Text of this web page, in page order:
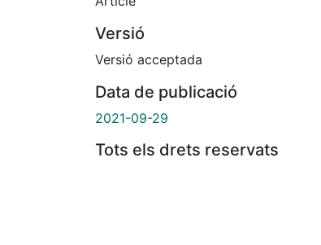
Versió
Versió acceptada
Data de publicació
2021-09-29
Tots els drets reservats